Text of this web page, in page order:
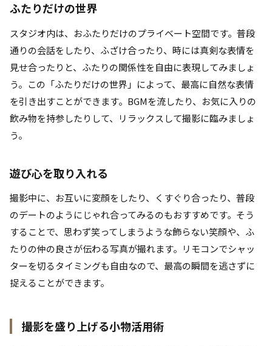
ふたりだけの世界
スタジオ内は、おふたりだけのプライベート空間です。普段
通りの会話をしたり、ふざけ合ったり、時には真剣な表情を
見せ合ったりと、ふたりの関係性を自由に表現してみましょ
う。この「ふたりだけの世界」によって、最高に自然な表情
を引き出すことができます。BGMを流したり、お気に入りの
飲み物を持参したりして、リラックスして撮影に臨みましょ
う。
遊び心を取り入れる
撮影中に、お互いに変顔をしたり、くすぐり合ったり、普段
のデートのようにじゃれ合ってみるのもおすすめです。そう
することで、思わず笑ってしまうような飾らない笑顔や、ふ
たりの仲の良さが伝わる写真が撮れます。リモコンでシャッ
ターを切るタイミングも自由なので、最高の瞬間を逃さずに
捉えることができます。
撮影を盛り上げる小物活用術